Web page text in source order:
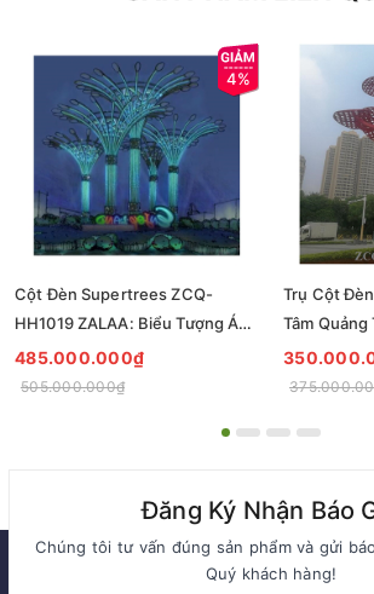
4%
Cột Đèn Supertrees ZCQ-
HH1019 ZALAA: Biểu Tượng Ánh
Sáng Cho Đại Đô Thị
485.000.000₫
505.000.000₫
Trụ Cột
Tâm
ZCQ-
Tree Series
Đăng Ký Nhận Báo
Chúng tôi tư vấn đúng sản phẩm và gửi
Quý khách hàng!